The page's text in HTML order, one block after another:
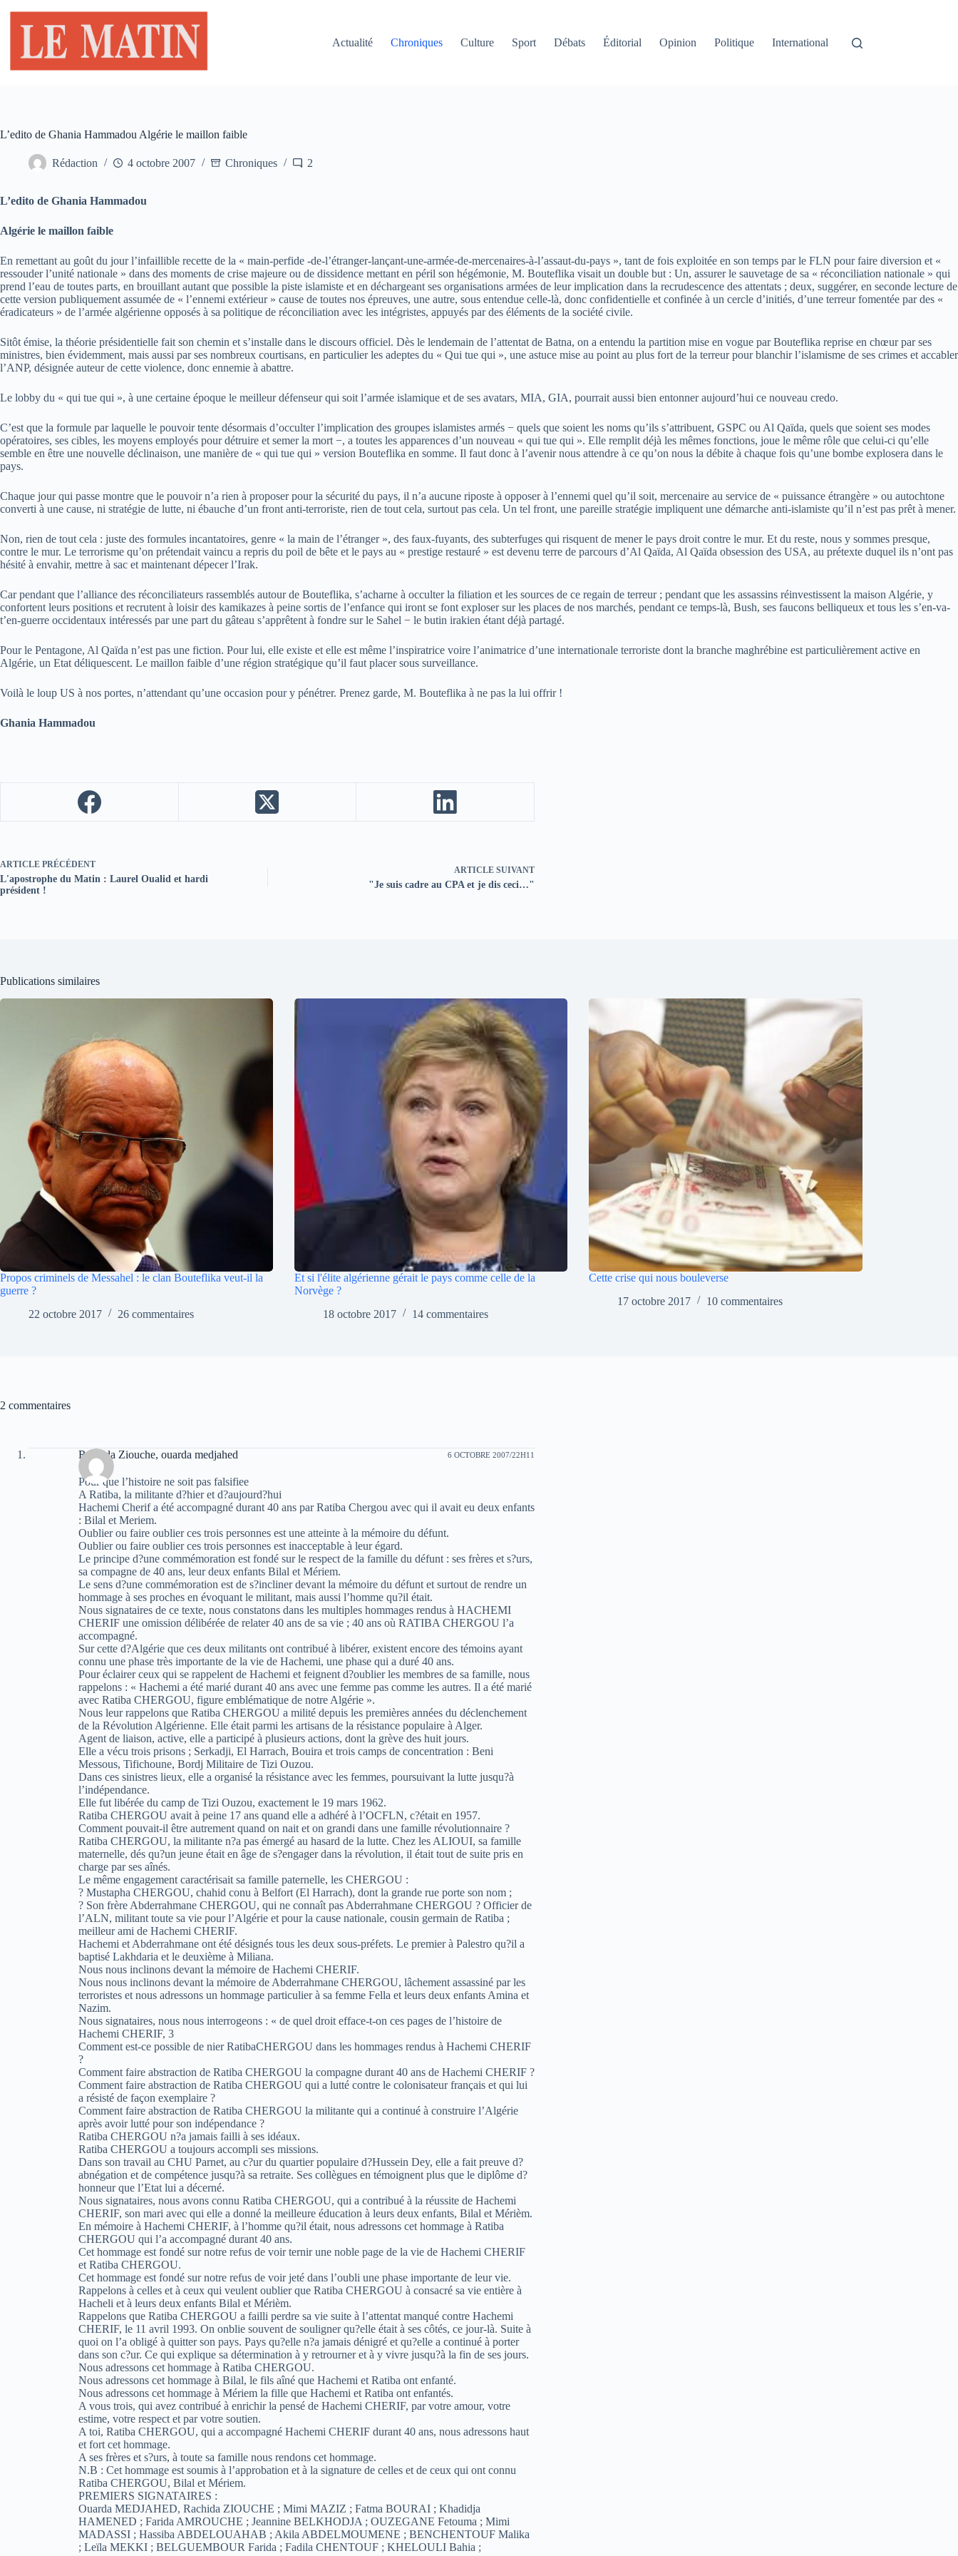
contenu
Actualité
Chroniques Culture Sport Débats Éditorial Opinion Politique International
L’edito de Ghania Hammadou Algérie le maillon faible
Rédaction 4 octobre 2007 Chroniques 2
L’edito de Ghania Hammadou
Algérie le maillon faible
En remettant au goût du jour l’infaillible recette de la « main-perfide -de-l’étranger-lançant-une-armée-de-mercenaires-à-l’assaut-du-pays », tant de fois exploitée en son temps par le FLN pour faire diversion et «
ressouder l’unité nationale » dans des moments de crise majeure ou de dissidence mettant en péril son hégémonie, M. Bouteflika visait un double but : Un, assurer le sauvetage de sa « réconciliation nationale » qui
prend l’eau de toutes parts, en brouillant autant que possible la piste islamiste et en déchargeant ses organisations armées de leur implication dans la recrudescence des attentats ; deux, suggérer, en seconde lecture de
cette version publiquement assumée de « l’ennemi extérieur » cause de toutes nos épreuves, une autre, sous entendue celle-là, donc confidentielle et confinée à un cercle d’initiés, d’une terreur fomentée par des «
éradicateurs » de l’armée algérienne opposés à sa politique de réconciliation avec les intégristes, appuyés par des éléments de la société civile.
Sitôt émise, la théorie présidentielle fait son chemin et s’installe dans le discours officiel. Dès le lendemain de l’attentat de Batna, on a entendu la partition mise en vogue par Bouteflika reprise en chœur par ses
ministres, bien évidemment, mais aussi par ses nombreux courtisans, en particulier les adeptes du « Qui tue qui », une astuce mise au point au plus fort de la terreur pour blanchir l’islamisme de ses crimes et accabler
l’ANP, désignée auteur de cette violence, donc ennemie à abattre.
Le lobby du « qui tue qui », à une certaine époque le meilleur défenseur qui soit l’armée islamique et de ses avatars, MIA, GIA, pourrait aussi bien entonner aujourd’hui ce nouveau credo.
C’est que la formule par laquelle le pouvoir tente désormais d’occulter l’implication des groupes islamistes armés − quels que soient les noms qu’ils s’attribuent, GSPC ou Al Qaïda, quels que soient ses modes
opératoires, ses cibles, les moyens employés pour détruire et semer la mort −, a toutes les apparences d’un nouveau « qui tue qui ». Elle remplit déjà les mêmes fonctions, joue le même rôle que celui-ci qu’elle
semble en être une nouvelle déclinaison, une manière de « qui tue qui » version Bouteflika en somme. Il faut donc à l’avenir nous attendre à ce qu’on nous la débite à chaque fois qu’une bombe explosera dans le
pays.
Chaque jour qui passe montre que le pouvoir n’a rien à proposer pour la sécurité du pays, il n’a aucune riposte à opposer à l’ennemi quel qu’il soit, mercenaire au service de « puissance étrangère » ou autochtone
converti à une cause, ni stratégie de lutte, ni ébauche d’un front anti-terroriste, rien de tout cela, surtout pas cela. Un tel front, une pareille stratégie impliquent une démarche anti-islamiste qu’il n’est pas prêt à mener.
Non, rien de tout cela : juste des formules incantatoires, genre « la main de l’étranger », des faux-fuyants, des subterfuges qui risquent de mener le pays droit contre le mur. Et du reste, nous y sommes presque,
contre le mur. Le terrorisme qu’on prétendait vaincu a repris du poil de bête et le pays au « prestige restauré » est devenu terre de parcours d’Al Qaïda, Al Qaïda obsession des USA, au prétexte duquel ils n’ont pas
hésité à envahir, mettre à sac et maintenant dépecer l’Irak.
Car pendant que l’alliance des réconciliateurs rassemblés autour de Bouteflika, s’acharne à occulter la filiation et les sources de ce regain de terreur ; pendant que les assassins réinvestissent la maison Algérie, y
confortent leurs positions et recrutent à loisir des kamikazes à peine sortis de l’enfance qui iront se font exploser sur les places de nos marchés, pendant ce temps-là, Bush, ses faucons belliqueux et tous les s’en-va-
t’en-guerre occidentaux intéressés par une part du gâteau s’apprêtent à fondre sur le Sahel − le butin irakien étant déjà partagé.
Pour le Pentagone, Al Qaïda n’est pas une fiction. Pour lui, elle existe et elle est même l’inspiratrice voire l’animatrice d’une internationale terroriste dont la branche maghrébine est particulièrement active en
Algérie, un Etat déliquescent. Le maillon faible d’une région stratégique qu’il faut placer sous surveillance.
Voilà le loup US à nos portes, n’attendant qu’une occasion pour y pénétrer. Prenez garde, M. Bouteflika à ne pas la lui offrir !
Ghania Hammadou
ARTICLE PRÉCÉDENT
L'apostrophe du Matin : Laurel Oualid et hardi
président !
ARTICLE SUIVANT
"Je suis cadre au CPA et je dis ceci…"
Publications similaires
Propos criminels de Messahel : le clan Bouteflika veut-il la
guerre ?
22 octobre 2017
26 commentaires
Et si l'élite algérienne gérait le pays comme celle de la
Norvège ?
18 octobre 2017
14 commentaires
Cette crise qui nous bouleverse
17 octobre 2017
10 commentaires
2 commentaires
Rachida Ziouche, ouarda medjahed 6 OCTOBRE 2007/22H11
Pour que l’histoire ne soit pas falsifiee
A Ratiba, la militante d?hier et d?aujourd?hui
Hachemi Cherif a été accompagné durant 40 ans par Ratiba Chergou avec qui il avait eu deux enfants
: Bilal et Meriem.
Oublier ou faire oublier ces trois personnes est une atteinte à la mémoire du défunt.
Oublier ou faire oublier ces trois personnes est inacceptable à leur égard.
Le principe d?une commémoration est fondé sur le respect de la famille du défunt : ses frères et s?urs,
sa compagne de 40 ans, leur deux enfants Bilal et Mériem.
Le sens d?une commémoration est de s?incliner devant la mémoire du défunt et surtout de rendre un
hommage à ses proches en évoquant le militant, mais aussi l’homme qu?il était.
Nous signataires de ce texte, nous constatons dans les multiples hommages rendus à HACHEMI
CHERIF une omission délibérée de relater 40 ans de sa vie ; 40 ans où RATIBA CHERGOU l’a
accompagné.
Sur cette d?Algérie que ces deux militants ont contribué à libérer, existent encore des témoins ayant
connu une phase très importante de la vie de Hachemi, une phase qui a duré 40 ans.
Pour éclairer ceux qui se rappelent de Hachemi et feignent d?oublier les membres de sa famille, nous
rappelons : « Hachemi a été marié durant 40 ans avec une femme pas comme les autres. Il a été marié
avec Ratiba CHERGOU, figure emblématique de notre Algérie ».
Nous leur rappelons que Ratiba CHERGOU a milité depuis les premières années du déclenchement
de la Révolution Algérienne. Elle était parmi les artisans de la résistance populaire à Alger.
Agent de liaison, active, elle a participé à plusieurs actions, dont la grève des huit jours.
Elle a vécu trois prisons ; Serkadji, El Harrach, Bouira et trois camps de concentration : Beni
Messous, Tifichoune, Bordj Militaire de Tizi Ouzou.
Dans ces sinistres lieux, elle a organisé la résistance avec les femmes, poursuivant la lutte jusqu?à
l’indépendance.
Elle fut libérée du camp de Tizi Ouzou, exactement le 19 mars 1962.
Ratiba CHERGOU avait à peine 17 ans quand elle a adhéré à l’OCFLN, c?était en 1957.
Comment pouvait-il être autrement quand on nait et on grandi dans une famille révolutionnaire ?
Ratiba CHERGOU, la militante n?a pas émergé au hasard de la lutte. Chez les ALIOUI, sa famille
maternelle, dés qu?un jeune était en âge de s?engager dans la révolution, il était tout de suite pris en
charge par ses aînés.
Le même engagement caractérisait sa famille paternelle, les CHERGOU :
? Mustapha CHERGOU, chahid conu à Belfort (El Harrach), dont la grande rue porte son nom ;
? Son frère Abderrahmane CHERGOU, qui ne connaît pas Abderrahmane CHERGOU ? Officier de
l’ALN, militant toute sa vie pour l’Algérie et pour la cause nationale, cousin germain de Ratiba ;
meilleur ami de Hachemi CHERIF.
Hachemi et Abderrahmane ont été désignés tous les deux sous-préfets. Le premier à Palestro qu?il a
baptisé Lakhdaria et le deuxième à Miliana.
Nous nous inclinons devant la mémoire de Hachemi CHERIF.
Nous nous inclinons devant la mémoire de Abderrahmane CHERGOU, lâchement assassiné par les
terroristes et nous adressons un hommage particulier à sa femme Fella et leurs deux enfants Amina et
Nazim.
Nous signataires, nous nous interrogeons : « de quel droit efface-t-on ces pages de l’histoire de
Hachemi CHERIF, 3
Comment est-ce possible de nier RatibaCHERGOU dans les hommages rendus à Hachemi CHERIF
?
Comment faire abstraction de Ratiba CHERGOU la compagne durant 40 ans de Hachemi CHERIF ?
Comment faire abstraction de Ratiba CHERGOU qui a lutté contre le colonisateur français et qui lui
a résisté de façon exemplaire ?
Comment faire abstraction de Ratiba CHERGOU la militante qui a continué à construire l’Algérie
après avoir lutté pour son indépendance ?
Ratiba CHERGOU n?a jamais failli à ses idéaux.
Ratiba CHERGOU a toujours accompli ses missions.
Dans son travail au CHU Parnet, au c?ur du quartier populaire d?Hussein Dey, elle a fait preuve d?
abnégation et de compétence jusqu?à sa retraite. Ses collègues en témoignent plus que le diplôme d?
honneur que l’Etat lui a décerné.
Nous signataires, nous avons connu Ratiba CHERGOU, qui a contribué à la réussite de Hachemi
CHERIF, son mari avec qui elle a donné la meilleure éducation à leurs deux enfants, Bilal et Mérièm.
En mémoire à Hachemi CHERIF, à l’homme qu?il était, nous adressons cet hommage à Ratiba
CHERGOU qui l’a accompagné durant 40 ans.
Cet hommage est fondé sur notre refus de voir ternir une noble page de la vie de Hachemi CHERIF
et Ratiba CHERGOU.
Cet hommage est fondé sur notre refus de voir jeté dans l’oubli une phase importante de leur vie.
Rappelons à celles et à ceux qui veulent oublier que Ratiba CHERGOU à consacré sa vie entière à
Hacheli et à leurs deux enfants Bilal et Mérièm.
Rappelons que Ratiba CHERGOU a failli perdre sa vie suite à l’attentat manqué contre Hachemi
CHERIF, le 11 avril 1993. On onblie souvent de souligner qu?elle était à ses côtés, ce jour-là. Suite à
quoi on l’a obligé à quitter son pays. Pays qu?elle n?a jamais dénigré et qu?elle a continué à porter
dans son c?ur. Ce qui explique sa détermination à y retrourner et à y vivre jusqu?à la fin de ses jours.
Nous adressons cet hommage à Ratiba CHERGOU.
Nous adressons cet hommage à Bilal, le fils aîné que Hachemi et Ratiba ont enfanté.
Nous adressons cet hommage à Mériem la fille que Hachemi et Ratiba ont enfantés.
A vous trois, qui avez contribué à enrichir la pensé de Hachemi CHERIF, par votre amour, votre
estime, votre respect et par votre soutien.
A toi, Ratiba CHERGOU, qui a accompagné Hachemi CHERIF durant 40 ans, nous adressons haut
et fort cet hommage.
A ses frères et s?urs, à toute sa famille nous rendons cet hommage.
N.B : Cet hommage est soumis à l’approbation et à la signature de celles et de ceux qui ont connu
Ratiba CHERGOU, Bilal et Mériem.
PREMIERS SIGNATAIRES :
Ouarda MEDJAHED, Rachida ZIOUCHE ; Mimi MAZIZ ; Fatma BOURAI ; Khadidja
HAMENED ; Farida AMROUCHE ; Jeannine BELKHODJA ; OUZEGANE Fetouma ; Mimi
MADASSI ; Hassiba ABDELOUAHAB ; Akila ABDELMOUMENE ; BENCHENTOUF Malika
; Leïla MEKKI ; BELGUEMBOUR Farida ; Fadila CHENTOUF ; KHELOULI Bahia ;